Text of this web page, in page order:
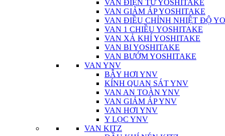
VAN ĐIỆN TỪ YOSHITAKE
VAN GIẢM ÁP YOSHITAKE
VAN ĐIỀU CHỈNH NHIỆT ĐỘ
VAN 1 CHIỀU YOSHITAKE
VAN XẢ KHÍ YOSHITAKE
VAN BI YOSHITAKE
VAN BƯỚM YOSHITAKE
VAN YNV
BẪY HƠI YNV
KÍNH QUAN SÁT YNV
VAN AN TOÀN YNV
VAN GIẢM ÁP YNV
VAN HƠI YNV
Y LỌC YNV
VAN KITZ